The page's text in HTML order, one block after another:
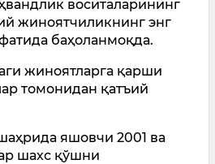
воситаларининг
жиноятчиликнинг энг
баҳоланмоқда.
жиноятларга қарши
томонидан қатъий
яшовчи 2001 ва
шахс қўшни